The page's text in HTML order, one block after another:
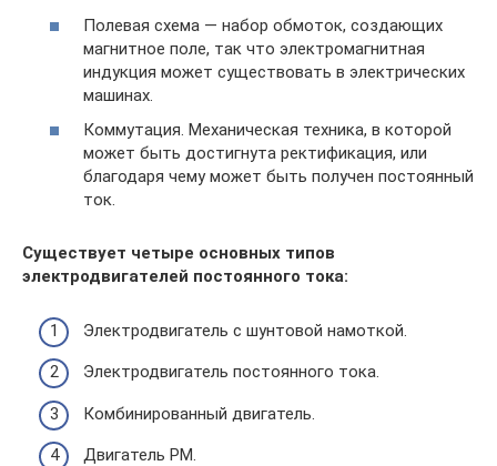
Полевая схема — набор обмоток, создающих
магнитное поле, так что электромагнитная
индукция может существовать в электрических
машинах.
Коммутация. Механическая техника, в которой
может быть достигнута ректификация, или
благодаря чему может быть получен постоянный
ток.
Существует четыре основных типов
электродвигателей постоянного тока:
Электродвигатель с шунтовой намоткой.
Электродвигатель постоянного тока.
Комбинированный двигатель.
Двигатель PM.